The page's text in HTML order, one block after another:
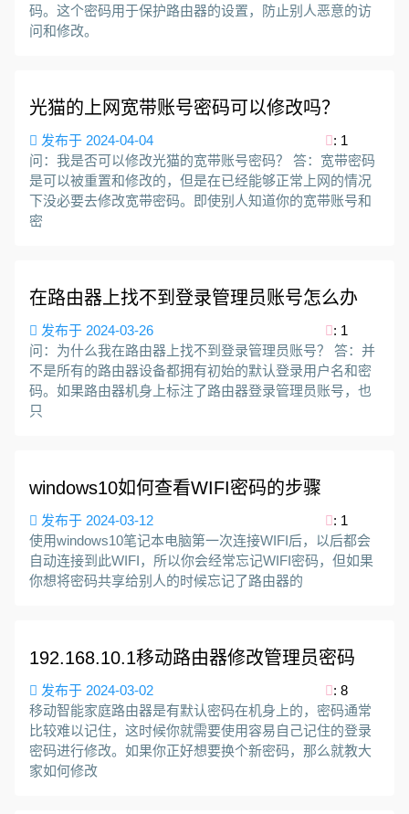
码。这个密码用于保护路由器的设置，防止别人恶意的访
问和修改。
光猫的上网宽带账号密码可以修改吗？
发布于 2024-04-04
: 1
问：我是否可以修改光猫的宽带账号密码？ 答：宽带密码
是可以被重置和修改的，但是在已经能够正常上网的情况
下没必要去修改宽带密码。即使别人知道你的宽带账号和
密
在路由器上找不到登录管理员账号怎么办
发布于 2024-03-26
: 1
问：为什么我在路由器上找不到登录管理员账号？ 答：并
不是所有的路由器设备都拥有初始的默认登录用户名和密
码。如果路由器机身上标注了路由器登录管理员账号，也
只
windows10如何查看WIFI密码的步骤
发布于 2024-03-12
: 1
使用windows10笔记本电脑第一次连接WIFI后，以后都会
自动连接到此WIFI，所以你会经常忘记WIFI密码，但如果
你想将密码共享给别人的时候忘记了路由器的
192.168.10.1移动路由器修改管理员密码
发布于 2024-03-02
: 8
移动智能家庭路由器是有默认密码在机身上的，密码通常
比较难以记住，这时候你就需要使用容易自己记住的登录
密码进行修改。如果你正好想要换个新密码，那么就教大
家如何修改